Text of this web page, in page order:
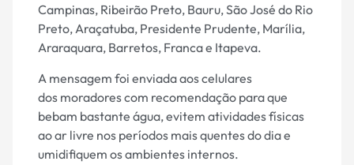
Campinas, Ribeirão Preto, Bauru, São José do Rio
Preto, Araçatuba, Presidente Prudente, Marília,
Araraquara, Barretos, Franca e Itapeva.
A mensagem foi enviada aos celulares
dos moradores com recomendação para que
bebam bastante água, evitem atividades físicas
ao ar livre nos períodos mais quentes do dia e
umidifiquem os ambientes internos.